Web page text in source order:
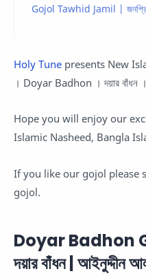
Gojol Tawhid Jamil | জনপ্রিয়
Holy Tune presents New
। Doyar Badhon । দয়ার
Hope you will enjoy our
Islamic Nasheed, Bangla
If you like our gojol please
gojol.
Doyar Badhon
দয়ার বাঁধন | আইনুদ্দীন